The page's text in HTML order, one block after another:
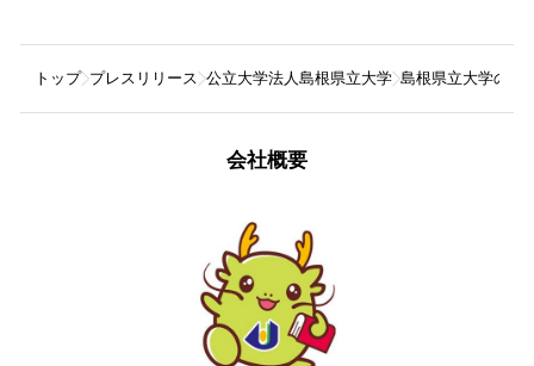
トップ プレスリリース 公立大学法人島根県立大学 島根県立大学の学
会社概要